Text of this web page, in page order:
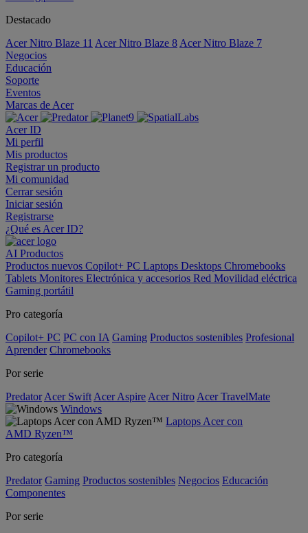
Destacado
Acer Nitro Blaze 11 Acer Nitro Blaze 8 Acer Nitro Blaze 7
Negocios
Educación
Soporte
Eventos
Marcas de Acer
Acer ID
Mi perfil
Mis productos
Registrar un producto
Mi comunidad
Cerrar sesión
Iniciar sesión
Registrarse
¿Qué es Acer ID?
AI Productos
Productos nuevos Copilot+ PC Laptops Desktops Chromebooks
Tablets Monitores Electrónica y accesorios Red Movilidad eléctrica
Gaming portátil
Pro categoría
Copilot+ PC PC con IA Gaming Productos sostenibles Profesional
Aprender Chromebooks
Por serie
Predator Acer Swift Acer Aspire Acer Nitro Acer TravelMate
Windows
Laptops Acer con
AMD Ryzen™
Pro categoría
Predator Gaming Productos sostenibles Negocios Educación
Componentes
Por serie